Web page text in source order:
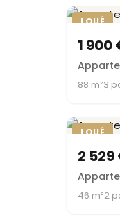
LOUÉ
1 900
88 m²3
LOUÉ
2 529
46 m²2